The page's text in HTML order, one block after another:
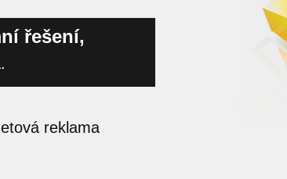
řešení,
reklama